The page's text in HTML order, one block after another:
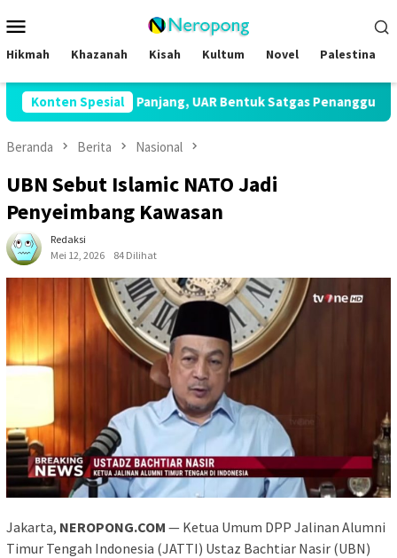
ke
kontenMobile
Hikmah Khazanah Kisah Kultum Novel Palestina
Konten Spesial
Panjang, UAR Bentuk Satgas Penanggulangan Bencana
Beranda Berita Nasional
UBN Sebut Islamic NATO Jadi
Penyeimbang Kawasan
Redaksi
Mei 12, 2026
84 Dilihat
Jakarta, NEROPONG.COM — Ketua Umum DPP Jalinan Alumni
Timur Tengah Indonesia (JATTI) Ustaz Bachtiar Nasir (UBN)